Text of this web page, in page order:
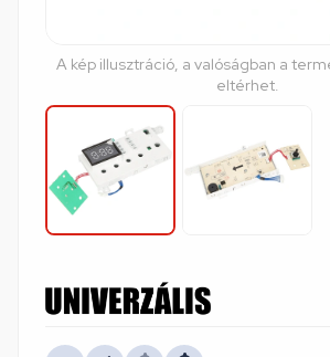
A kép illusztráció, a valóságban a
eltérhet.